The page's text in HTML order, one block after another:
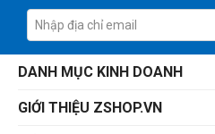
DANH MỤC KINH DOANH
GIỚI THIỆU ZSHOP.VN